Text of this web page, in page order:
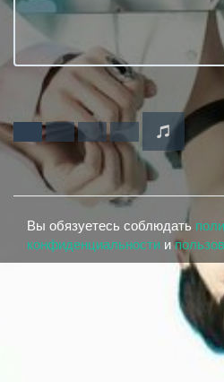
Вы обязуетесь соблюдать
конфиденциальности и